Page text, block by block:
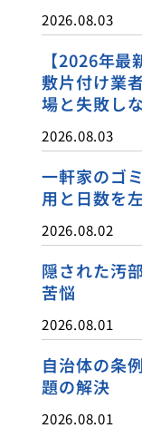
2026.08.03
【2026年
敷片付け業
場と失敗し
2026.08.03
一軒家のゴ
用と日数を
2026.08.02
隠された汚
苦悩
2026.08.01
自治体の条
題の解決
2026.08.01